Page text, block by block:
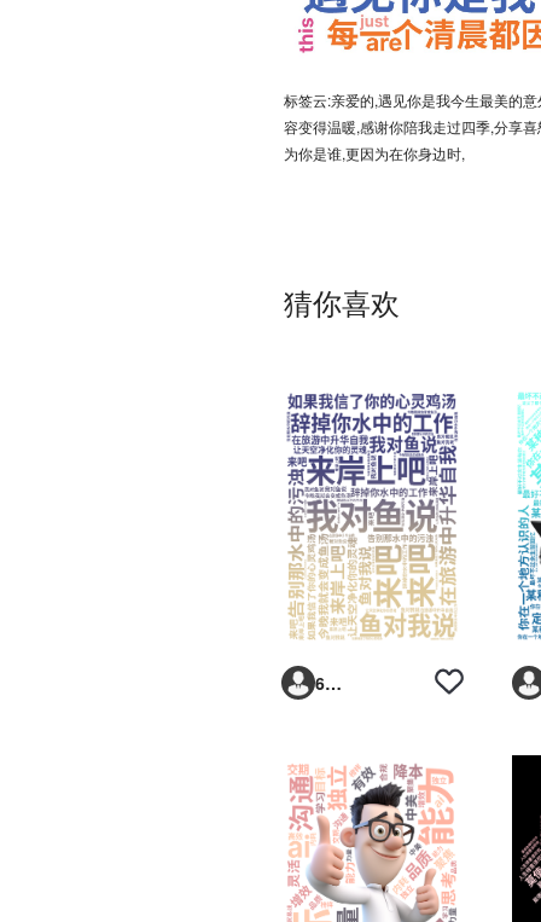
标签云:亲爱的,遇见你是我今生最美的
容变得温暖,感谢你陪我走过四季,分享
为你是谁,更因为在你身边时,
猜你喜欢
6293vp